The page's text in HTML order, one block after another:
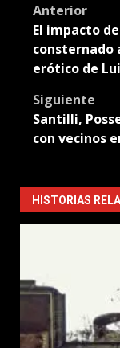
Post
Anterior
El impacto
consternado
erótico de
Siguiente
Santilli,
con vecinos
HISTORIAS